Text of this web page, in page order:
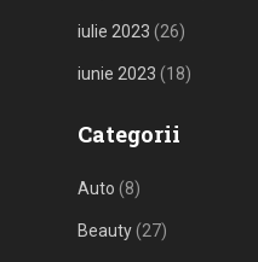
iulie 2023 (26)
iunie 2023 (18)
Categorii
Auto (8)
Beauty(27)